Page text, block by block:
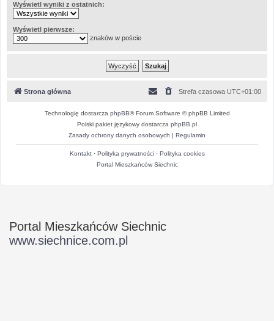
Wyświetl wyniki z ostatnich:
Wyświetl pierwsze:
znaków w poście
Strona główna Strefa czasowa UTC+01:00
Technologię dostarcza phpBB® Forum Software © phpBB Limited
Polski pakiet językowy dostarcza phpBB.pl
Zasady ochrony danych osobowych | Regulamin
Kontakt· Polityka prywatności· Polityka cookies
Portal Mieszkańców Siechnic
Portal Mieszkańców Siechnic
www.siechnice.com.pl